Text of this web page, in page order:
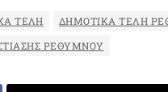
ΤΈΛΗ ΔΗΜΟΤΙΚΑ ΤΕΛΗ
ΡΕΘΥΜΝΟΥ